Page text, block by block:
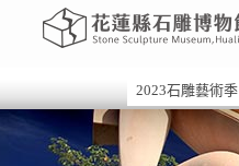
2023石雕藝術季